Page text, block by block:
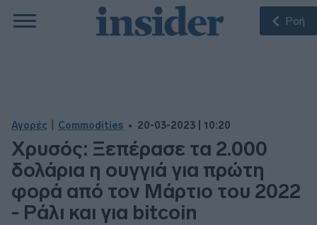
Ροή
Αγορές Commodities 20-03-2023 | 10:20
Xρυσός: Ξεπέρασε τα 2.000
δολάρια η ουγγιά για πρώτη
φορά από τον Μάρτιο του 2022
- Ράλι και για bitcoin